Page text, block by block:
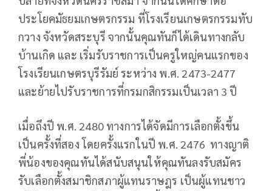
ประโยคมัธยมเกษตรกรรม ที่โรงเรียนเกษตรกรรมทับ
กวาง จังหวัดสระบุรี จากนั้นคุณทันก็ได้เดินทางกลับ
บ้านเกิด และ เริ่มรับราชการเป็นครูใหญ่คนแรกของ
โรงเรียนเกษตรบุรีรัมย์ ระหว่าง พ.ศ. 2473-2477
และย้ายไปรับราชการที่กรมกสิกรรมเป็นเวลา 3 ปี
เมื่อถึงปี พ.ศ. 2480 ทางการได้จัดมีการเลือกตั้งขึ้น
เป็นครั้งที่สอง โดยครั้งแรกในปี พ.ศ. 2476 ทางญาติ
พี่น้องของคุณทันได้สนับสนุนให้คุณทันลงรับสมัคร
รับเลือกตั้งสมาชิกสภาผู้แทนราษฎร เป็นผู้แทนชาว